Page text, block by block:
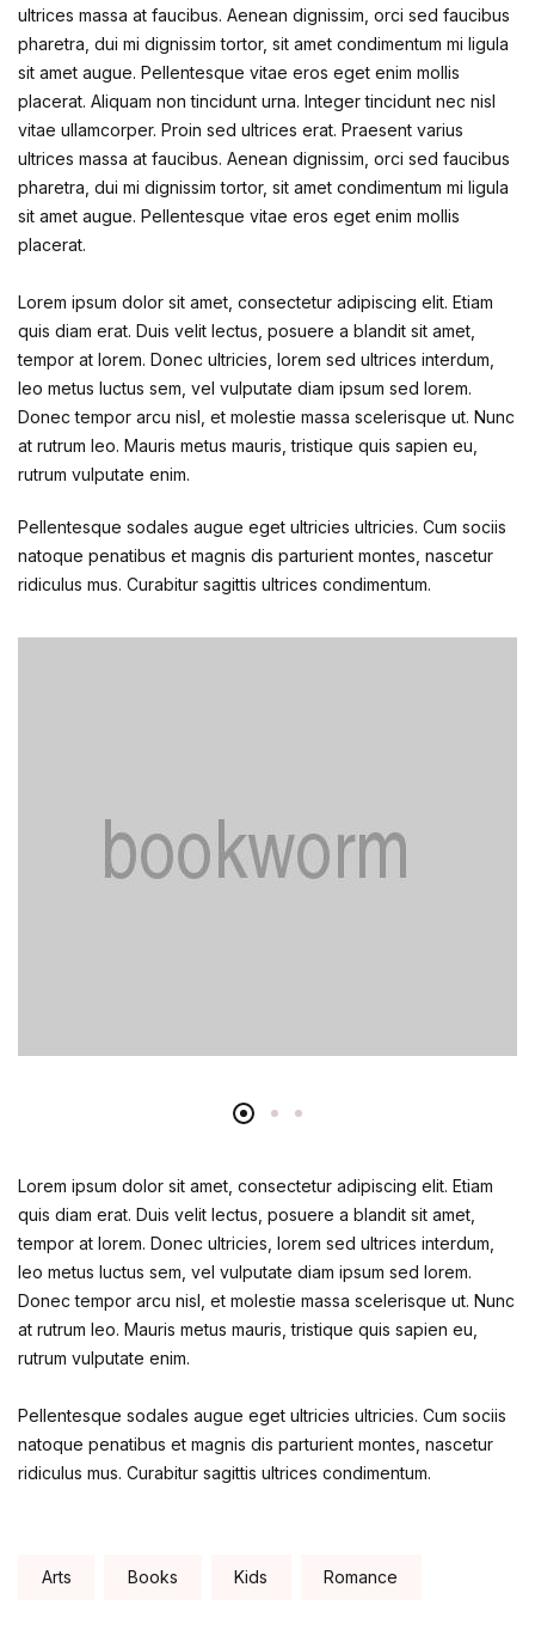
ultrices massa at faucibus. Aenean dignissim, orci sed faucibus
pharetra, dui mi dignissim tortor, sit amet condimentum mi ligula
sit amet augue. Pellentesque vitae eros eget enim mollis
placerat. Aliquam non tincidunt urna. Integer tincidunt nec nisl
vitae ullamcorper. Proin sed ultrices erat. Praesent varius
ultrices massa at faucibus. Aenean dignissim, orci sed faucibus
pharetra, dui mi dignissim tortor, sit amet condimentum mi ligula
sit amet augue. Pellentesque vitae eros eget enim mollis
placerat.
Lorem ipsum dolor sit amet, consectetur adipiscing elit. Etiam
quis diam erat. Duis velit lectus, posuere a blandit sit amet,
tempor at lorem. Donec ultricies, lorem sed ultrices interdum,
leo metus luctus sem, vel vulputate diam ipsum sed lorem.
Donec tempor arcu nisl, et molestie massa scelerisque ut. Nunc
at rutrum leo. Mauris metus mauris, tristique quis sapien eu,
rutrum vulputate enim.
Pellentesque sodales augue eget ultricies ultricies. Cum sociis
natoque penatibus et magnis dis parturient montes, nascetur
ridiculus mus. Curabitur sagittis ultrices condimentum.
Lorem ipsum dolor sit amet, consectetur adipiscing elit. Etiam
quis diam erat. Duis velit lectus, posuere a blandit sit amet,
tempor at lorem. Donec ultricies, lorem sed ultrices interdum,
leo metus luctus sem, vel vulputate diam ipsum sed lorem.
Donec tempor arcu nisl, et molestie massa scelerisque ut. Nunc
at rutrum leo. Mauris metus mauris, tristique quis sapien eu,
rutrum vulputate enim.
Pellentesque sodales augue eget ultricies ultricies. Cum sociis
natoque penatibus et magnis dis parturient montes, nascetur
ridiculus mus. Curabitur sagittis ultrices condimentum.
Tags:
Arts Books Kids Romance